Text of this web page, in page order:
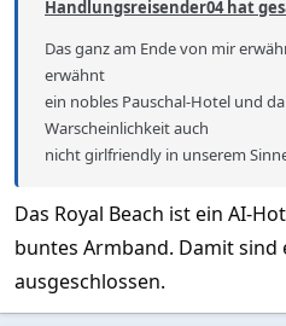
Handlungsreisender04 hat
Das ganz am Ende von mir
erwähnt
ein nobles Pauschal-Hotel und
Warscheinlichkeit auch
nicht girlfriendly in unserem
Das Royal Beach ist ein AI-
buntes Armband. Damit sind
ausgeschlossen.